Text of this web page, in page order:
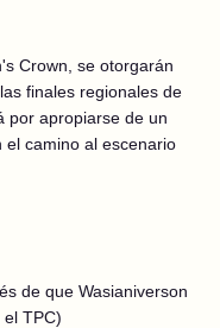
Crown, se otorgarán
finales regionales de
por apropiarse de un
el camino al escenario
de que Wasianiverson
TPC)